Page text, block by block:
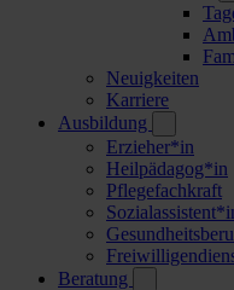
Neuigkeiten
Karriere
Ausbildung
Erzieher*in
Heilpädagog*in
Pflegefachkraft
Beratung